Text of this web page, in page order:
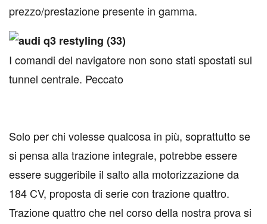
prezzo/prestazione presente in gamma.
I comandi del navigatore non sono stati spostati sul
tunnel centrale. Peccato
Solo per chi volesse qualcosa in più, soprattutto se
si pensa alla trazione integrale, potrebbe essere
essere suggeribile il salto alla motorizzazione da
184 CV, proposta di serie con trazione quattro.
Trazione quattro che nel corso della nostra prova si